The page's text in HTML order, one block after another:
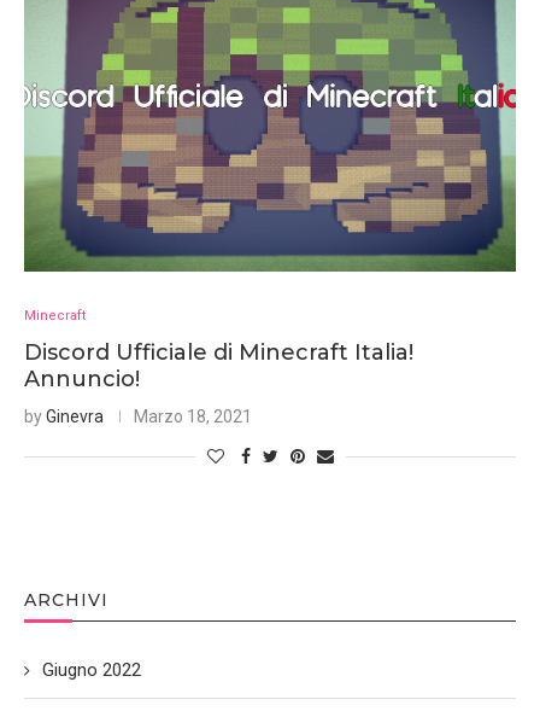
Minecraft
Discord Ufficiale di Minecraft Italia!
Annuncio!
byGinevra Marzo 18, 2021
ARCHIVI
Giugno 2022